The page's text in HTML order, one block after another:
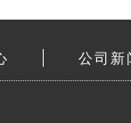
公司新